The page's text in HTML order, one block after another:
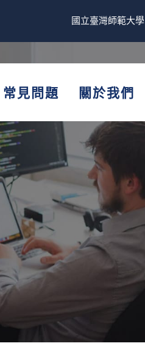
國立臺灣師範大學
常見問題 關於我們